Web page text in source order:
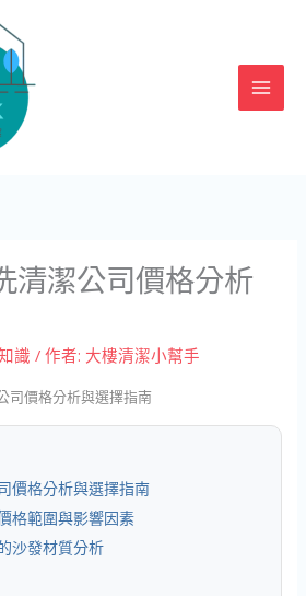
清潔公司價格分析
識 / 作者: 大樓清潔小幫手
司價格分析與選擇指南
價格分析與選擇指南
格範圍與影響因素
沙發材質分析